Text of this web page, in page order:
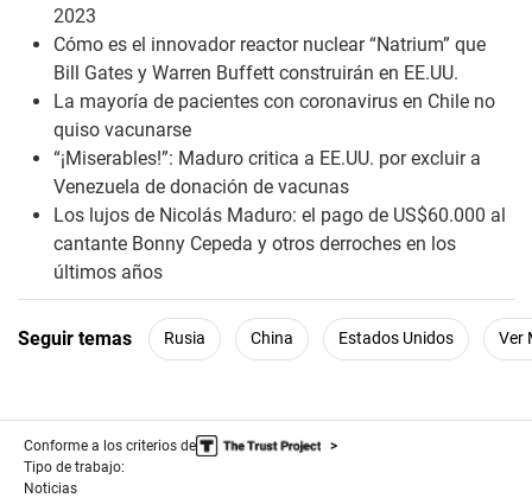
2023
Cómo es el innovador reactor nuclear “Natrium” que
Bill Gates y Warren Buffett construirán en EE.UU.
La mayoría de pacientes con coronavirus en Chile no
quiso vacunarse
“¡Miserables!”: Maduro critica a EE.UU. por excluir a
Venezuela de donación de vacunas
Los lujos de Nicolás Maduro: el pago de US$60.000 al
cantante Bonny Cepeda y otros derroches en los
últimos años
Seguir temas Rusia China Estados Unidos Ver
Conforme a los criterios de
Tipo de trabajo:
Noticias